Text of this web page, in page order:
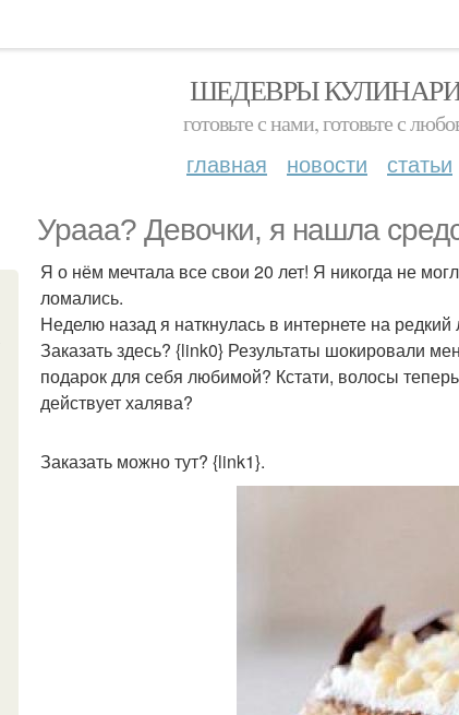
ШЕДЕВРЫ
готовьте с нами, готовьте с
главная новости статьи
Ураaa? Дeвочки, я нашла
Я о нём мечтала все свои 20 лет! Я никогда не
ломались.
Неделю назад я наткнулась в интернете на
Заказать здесь? {link0} Результаты шокировали
подарок для себя любимой? Кстати, волосы
действует халява?
Заказать можно тут? {link1}.